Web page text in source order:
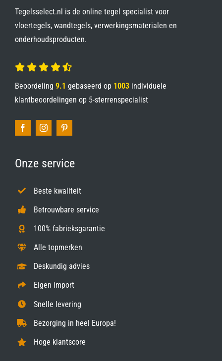
Tegelsselect.nl is de online tegel specialist voor
vloertegels, wandtegels, verwerkingsmaterialen en
onderhoudsproducten.
Beoordeling 9.1 gebaseerd op 1003individuele
klantbeoordelingen op 5-sterrenspecialist
Onze service
Beste kwaliteit
Betrouwbare service
100% fabrieksgarantie
Alle topmerken
Deskundig advies
Eigen import
Snelle levering
Bezorging in heel Europa!
Hoge klantscore